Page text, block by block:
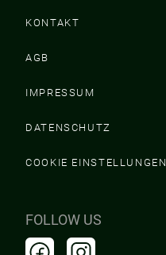
KONTAKT
AGB
IMPRESSUM
DATENSCHUTZ
COOKIE EINSTELLUNGEN
FOLLOW US